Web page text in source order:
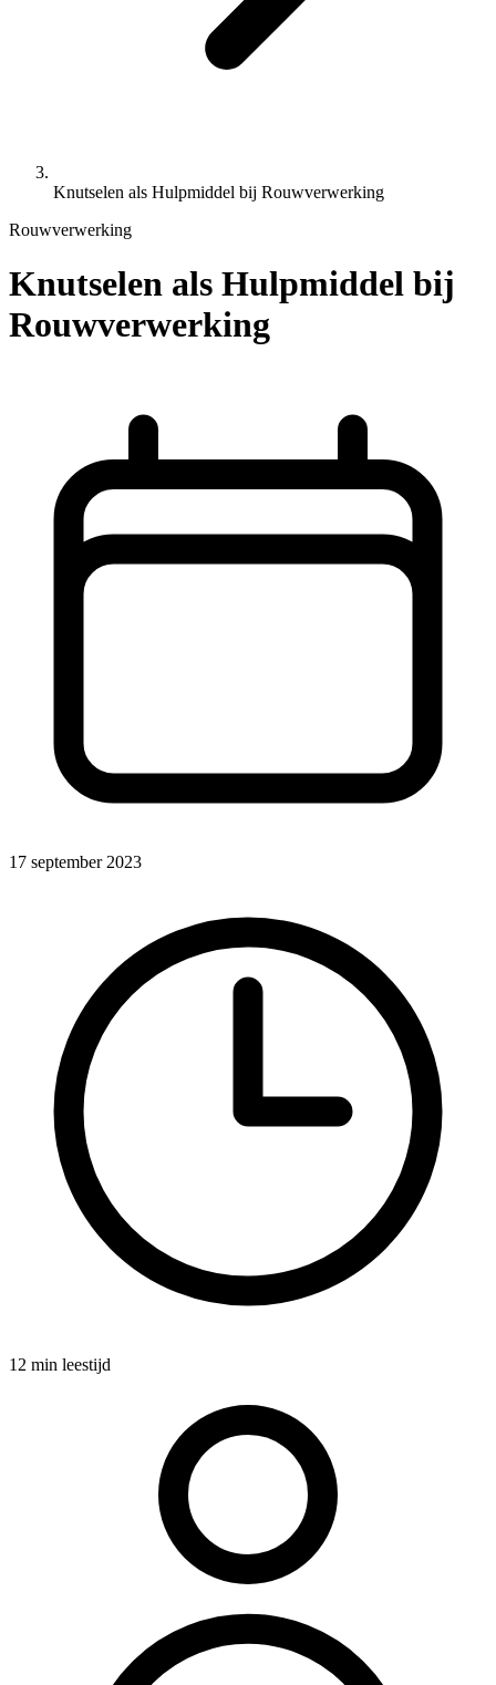
Knutselen als Hulpmiddel bij Rouwverwerking
Rouwverwerking
Knutselen als Hulpmiddel bij
Rouwverwerking
17 september 2023
12 min leestijd